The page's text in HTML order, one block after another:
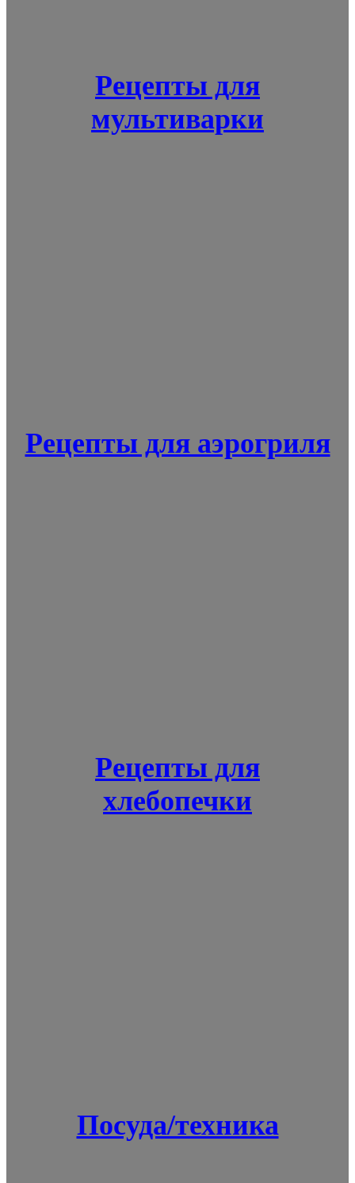
Рецепты для
мультиварки
Рецепты для аэрогриля
Рецепты для
хлебопечки
Посуда/техника